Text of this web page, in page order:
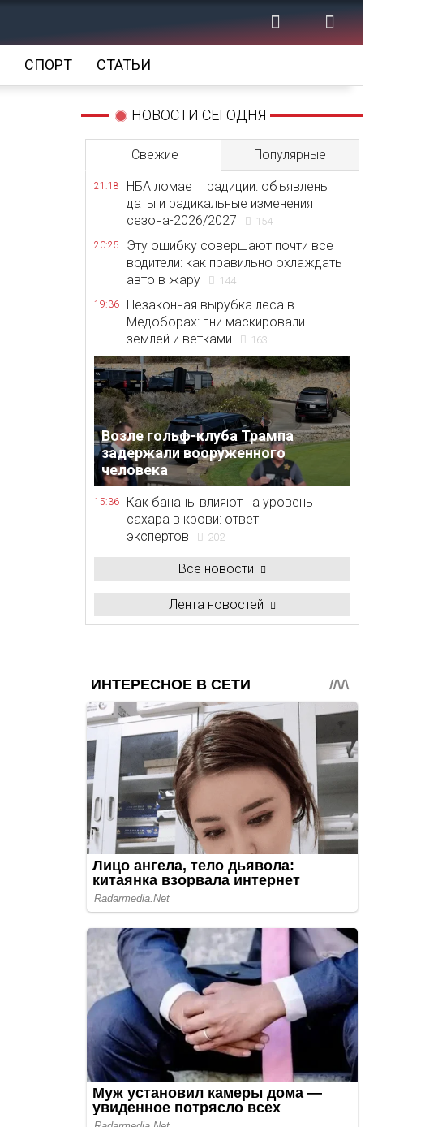
СПОРТ СТАТЬИ
НОВОСТИ СЕГОДНЯ
Свежие Популярные
21:18
НБА ломает традиции: объявлены
даты и радикальные изменения
сезона-2026/2027
154
20:25
Эту ошибку совершают почти все
водители: как правильно охлаждать
авто в жару
144
19:36
Незаконная вырубка леса в
Медоборах: пни маскировали
землей и ветками
163
Возле гольф-клуба Трампа
задержали вооруженного
человека
15:36
Как бананы влияют на уровень
сахара в крови: ответ
экспертов
202
Все новости
Лента новостей